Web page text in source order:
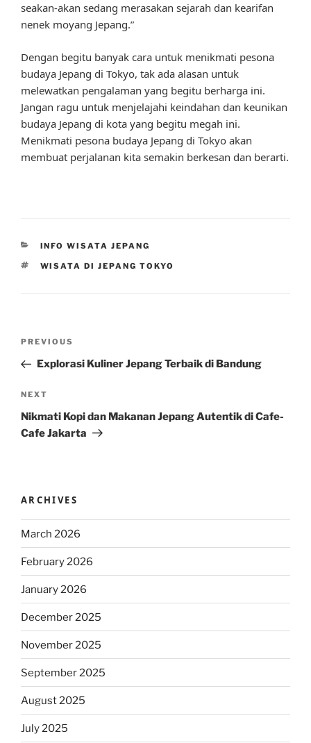
seakan-akan sedang merasakan sejarah dan kearifan
nenek moyang Jepang.”
Dengan begitu banyak cara untuk menikmati pesona
budaya Jepang di Tokyo, tak ada alasan untuk
melewatkan pengalaman yang begitu berharga ini.
Jangan ragu untuk menjelajahi keindahan dan keunikan
budaya Jepang di kota yang begitu megah ini.
Menikmati pesona budaya Jepang di Tokyo akan
membuat perjalanan kita semakin berkesan dan berarti.
CATEGORIES
INFO WISATA JEPANG
TAGS
WISATA DI JEPANG TOKYO
Previous
Post
PREVIOUS
Explorasi Kuliner Jepang Terbaik di Bandung
Next
Post
NEXT
Nikmati Kopi dan Makanan Jepang Autentik di Cafe-
Cafe Jakarta
ARCHIVES
March 2026
February 2026
January 2026
December 2025
November 2025
September 2025
August 2025
July 2025